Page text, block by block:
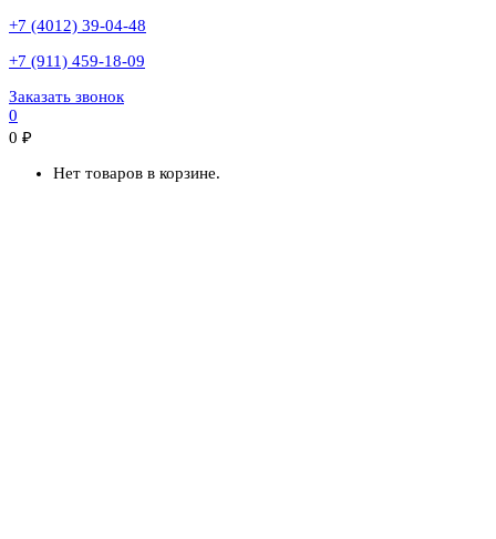
+7 (4012) 39-04-48
+7 (911) 459-18-09
Заказать звонок
0
0 ₽
Нет товаров в корзине.